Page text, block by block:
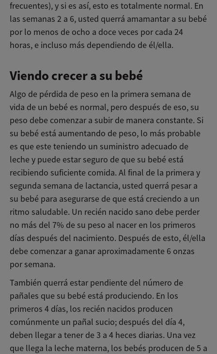
frecuentes), y si es así, esto es totalmente normal. En
las semanas 2 a 6, usted querrá amamantar a su bebé
por lo menos de ocho a doce veces por cada 24
horas, e incluso más dependiendo de él/ella.
Viendo crecer a su bebé
Algo de pérdida de peso en la primera semana de
vida de un bebé es normal, pero después de eso, su
peso debe comenzar a subir de manera constante. Si
su bebé está aumentando de peso, lo más probable
es que este teniendo un suministro adecuado de
leche y puede estar seguro de que su bebé está
recibiendo suficiente comida. Al final de la primera y
segunda semana de lactancia, usted querrá pesar a
su bebé para asegurarse de que está creciendo a un
ritmo saludable. Un recién nacido sano debe perder
no más del 7% de su peso al nacer en los primeros
días después del nacimiento. Después de esto, él/ella
debe comenzar a ganar aproximadamente 6 onzas
por semana.
También querrá estar pendiente del número de
pañales que su bebé está produciendo. En los
primeros 4 días, los recién nacidos producen
comúnmente un pañal sucio; después del día 4,
deben llegar a tener de 3 a 4 heces diarias. Una vez
que llega la leche materna, los bebés producen de 5 a